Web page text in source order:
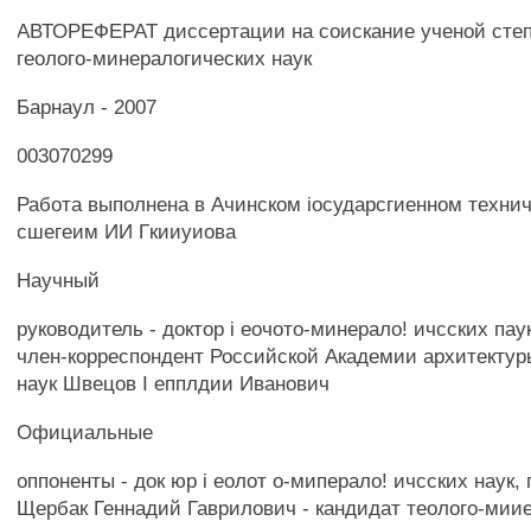
АВТОРЕФЕРАТ диссертации на соискание ученой
геолого-минералогических наук
Барнаул - 2007
003070299
Работа выполнена в Ачинском iосударсгиенном
сшегеим ИИ Гкииуиова
Научный
руководитель - доктор i еочото-минерало! ичсских
член-корреспондент Российской Академии
наук Швецов I епплдии Иванович
Официальные
оппоненты - док юр i еолот о-миперало! ичсских наук,
Щербак Геннадий Гаврилович - кандидат теолого-